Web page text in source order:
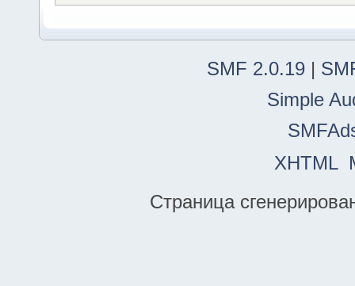
SMF 2.0.19 |
Simple
XHTML
Страница